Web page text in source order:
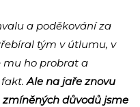
a poděkování za
tým v útlumu, v
mu ho probrat a
fakt.Ale na jaře znovu
zmíněných důvodů jsme